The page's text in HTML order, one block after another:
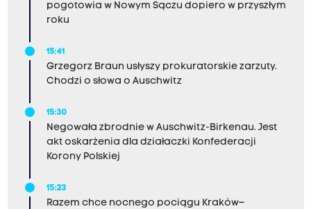
pogotowia w Nowym Sączu dopiero w przyszłym
roku
15:41
Grzegorz Braun usłyszy prokuratorskie zarzuty.
Chodzi o słowa o Auschwitz
15:30
Negowała zbrodnie w Auschwitz-Birkenau. Jest
akt oskarżenia dla działaczki Konfederacji
Korony Polskiej
15:23
Razem chce nocnego pociągu Kraków–